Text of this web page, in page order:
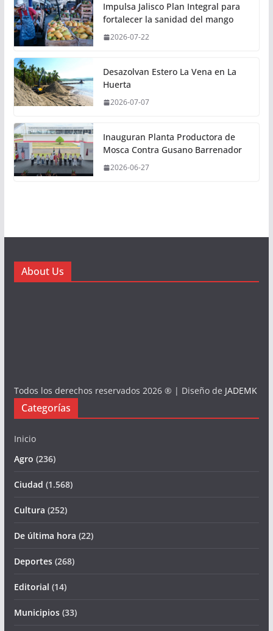
Impulsa Jalisco Plan Integral para
fortalecer la sanidad del mango
2026-07-22
Desazolvan Estero La Vena en La
Huerta
2026-07-07
Inauguran Planta Productora de
Mosca Contra Gusano Barrenador
2026-06-27
About Us
Todos los derechos reservados 2026 ® | Diseño de JADEMK
Categorías
Inicio
Agro (236)
Ciudad (1.568)
Cultura (252)
De última hora (22)
Deportes(268)
Editorial (14)
Municipios(33)